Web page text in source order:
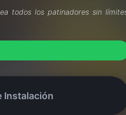
todos los patinadores sin
Instalación